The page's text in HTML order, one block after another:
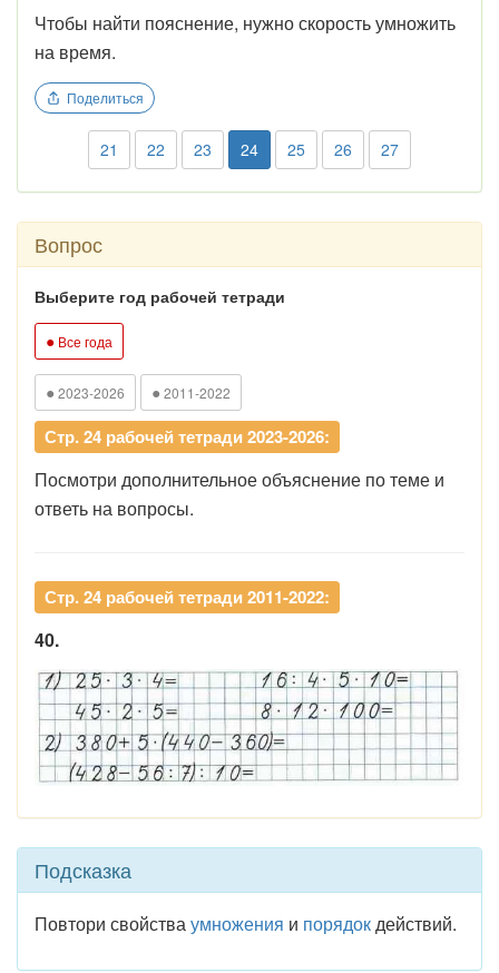
Чтобы найти пояснение, нужно скорость умножить
на время.
Поделиться
21 22 23 24 25 26 27
Вопрос
Выберите год рабочей тетради
● Все года
● 2023-2026 ● 2011-2022
Стр. 24 рабочей тетради 2023-2026:
Посмотри дополнительное объяснение по теме и
ответь на вопросы.
Стр. 24 рабочей тетради 2011-2022:
40.
Подсказка
Повтори свойстваумножения и порядокдействий.